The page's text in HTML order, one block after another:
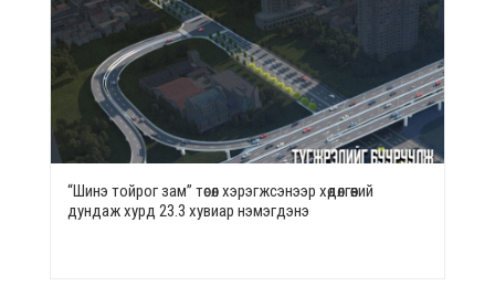
“Шинэ тойрог зам” төсөл хэрэгжсэнээр хөдөлгөөний
дундаж хурд 23.3 хувиар нэмэгдэнэ